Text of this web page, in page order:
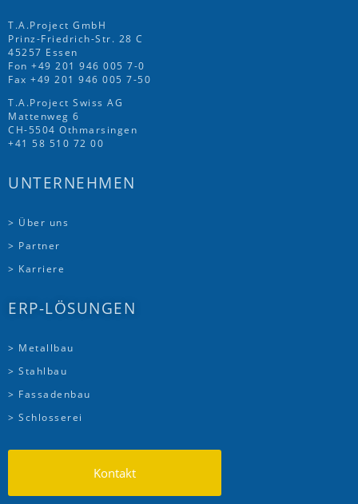
T.A.Project GmbH
Prinz-Friedrich-Str. 28 C
45257 Essen
Fon +49 201 946 005 7-0
Fax +49 201 946 005 7-50
T.A.Project Swiss AG
Mattenweg 6
CH-5504 Othmarsingen
+41 58 510 72 00
UNTERNEHMEN
> Über uns
> Partner
> Karriere
ERP-LÖSUNGEN
> Metallbau
> Stahlbau
> Fassadenbau
> Schlosserei
Kontakt